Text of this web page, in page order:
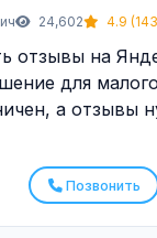
24,602 4.9
отзывы на
для
а отзывы
Позвонить